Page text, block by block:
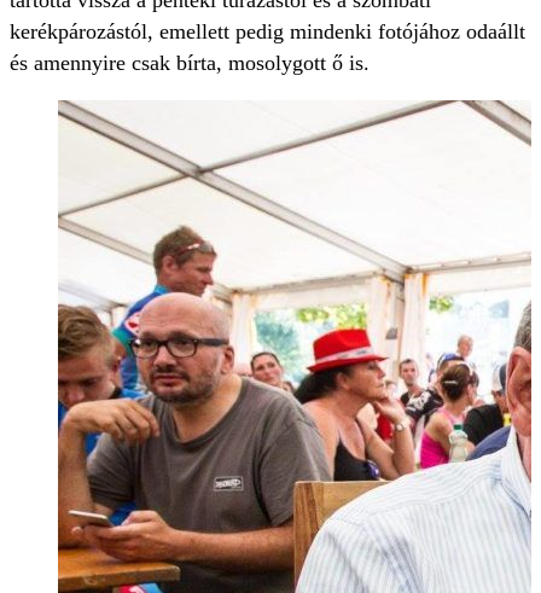
kerékpározástól, emellett pedig mindenki fotójához odaállt
és amennyire csak bírta, mosolygott ő is.